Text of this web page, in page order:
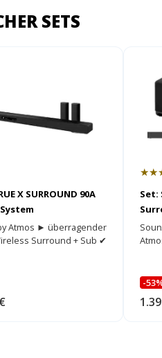
SETS
X SURROUND 90A
Atmos ► überragender
Surround + Sub ✔
Set:
-